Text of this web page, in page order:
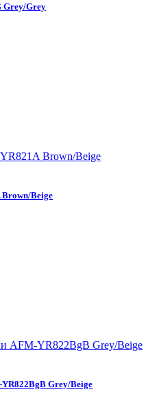
Grey/Grey
Brown/Beige
Grey/Beige